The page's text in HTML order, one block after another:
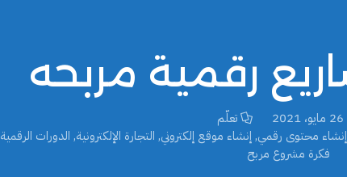
26 مايو، 2021
تعلّم
إنشاء محتوى رقمي, إنشاء موقع إلكتروني, التجارة الإلكترونية, الدورات الرقمية
فكرة مشروع مربح